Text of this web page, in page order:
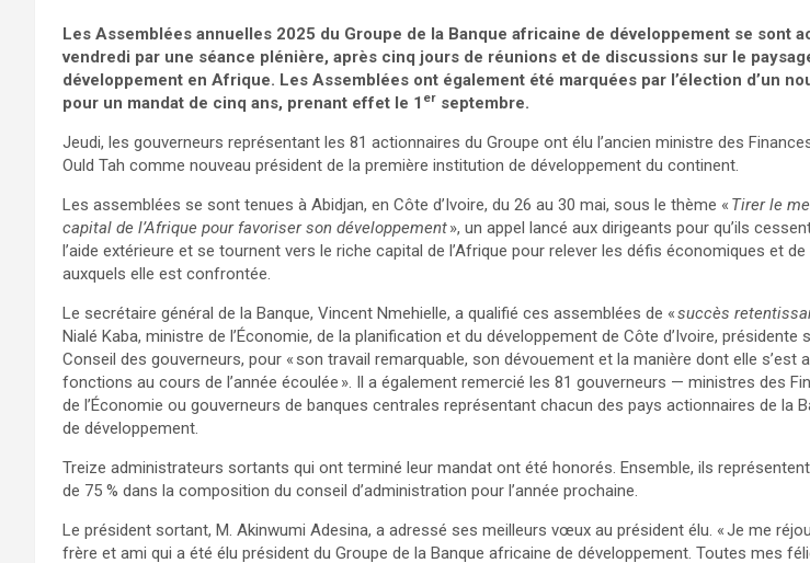
Les Assemblées annuelles 2025 du Groupe de la Banque africaine de développement se sont
vendredi par une séance plénière, après cinq jours de réunions et de discussions sur le
développement en Afrique. Les Assemblées ont également été marquées par l’élection d’un
pour un mandat de cinq ans, prenant effet le 1 er septembre.
Jeudi, les gouverneurs représentant les 81 actionnaires du Groupe ont élu l’ancien ministre des
Ould Tah comme nouveau président de la première institution de développement du continent.
Les assemblées se sont tenues à Abidjan, en Côte d’Ivoire, du 26 au 30 mai, sous le thème « Tirer le
capital de l’Afrique pour favoriser son développement», un appel lancé aux dirigeants pour qu’ils
l’aide extérieure et se tournent vers le riche capital de l’Afrique pour relever les défis économiques et
auxquels elle est confrontée.
Le secrétaire général de la Banque, Vincent Nmehielle, a qualifié ces assemblées de «succès
Nialé Kaba, ministre de l’Économie, de la planification et du développement de Côte d’Ivoire, présidente
Conseil des gouverneurs, pour « son travail remarquable, son dévouement et la manière dont elle s’est
fonctions au cours de l’année écoulée ». Il a également remercié les 81 gouverneurs — ministres des
de l’Économie ou gouverneurs de banques centrales représentant chacun des pays actionnaires de la
de développement.
Treize administrateurs sortants qui ont terminé leur mandat ont été honorés. Ensemble, ils
de 75 % dans la composition du conseil d’administration pour l’année prochaine.
Le président sortant, M. Akinwumi Adesina, a adressé ses meilleurs vœux au président élu. « Je me
frère et ami qui a été élu président du Groupe de la Banque africaine de développement. Toutes mes